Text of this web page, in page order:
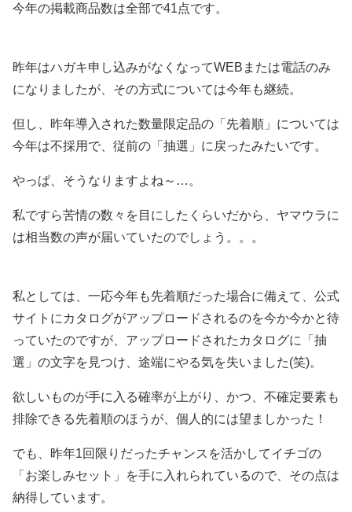
今年の掲載商品数は全部で41点です。
昨年はハガキ申し込みがなくなってWEBまたは電話のみ
になりましたが、その方式については今年も継続。
但し、昨年導入された数量限定品の「先着順」については
今年は不採用で、従前の「抽選」に戻ったみたいです。
やっぱ、そうなりますよね～…。
私ですら苦情の数々を目にしたくらいだから、ヤマウラに
は相当数の声が届いていたのでしょう。。。
私としては、一応今年も先着順だった場合に備えて、公式
サイトにカタログがアップロードされるのを今か今かと待
っていたのですが、アップロードされたカタログに「抽
選」の文字を見つけ、途端にやる気を失いました(笑)。
欲しいものが手に入る確率が上がり、かつ、不確定要素も
排除できる先着順のほうが、個人的には望ましかった！
でも、昨年1回限りだったチャンスを活かしてイチゴの
「お楽しみセット」を手に入れられているので、その点は
納得しています。